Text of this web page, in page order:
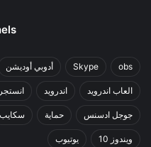
obs
Skype أدوبي أوديشن
العاب اندرويد اندرويد
جوجل ادسنس حماية سكايب
ويندوز 10 يوتيوب